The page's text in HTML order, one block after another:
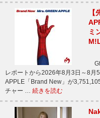
ミ
レポートから2026年8月3日～8月
APPLE「Brand New」が
チャー … 続きを読む